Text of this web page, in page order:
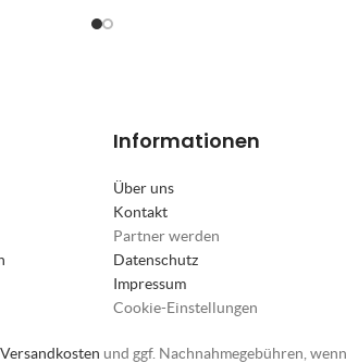
Informationen
Über uns
Kontakt
Partner werden
Datenschutz
Impressum
Cookie-Einstellungen
Versandkosten und ggf. Nachnahmegebühren,